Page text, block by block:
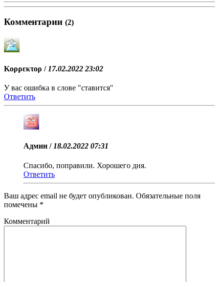
Комментарии (2)
Κορρεκτορ / 17.02.2022 23:02
У вас ошибка в слове "ставится"
Ответить
Админ /18.02.2022 07:31
Спасибо, поправили. Хорошего дня.
Ответить
Ваш адрес email не будет опубликован. Обязательные поля
помечены *
Комментарий